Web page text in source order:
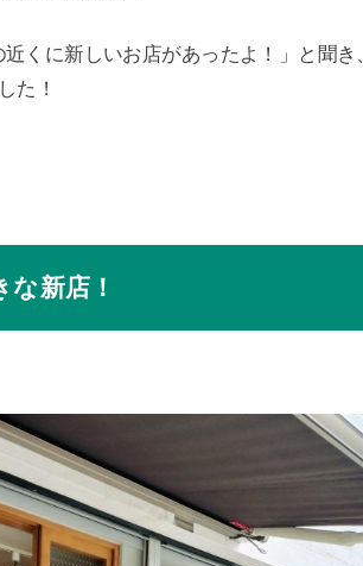
くに新しいお店があったよ！」と聞
た！
新店！